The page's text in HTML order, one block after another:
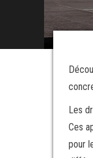
Les
Ces
pour